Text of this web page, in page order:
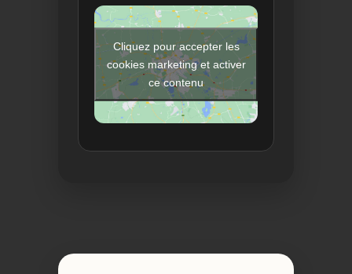
Cliquez pour accepter les
cookies marketing et activer
ce contenu